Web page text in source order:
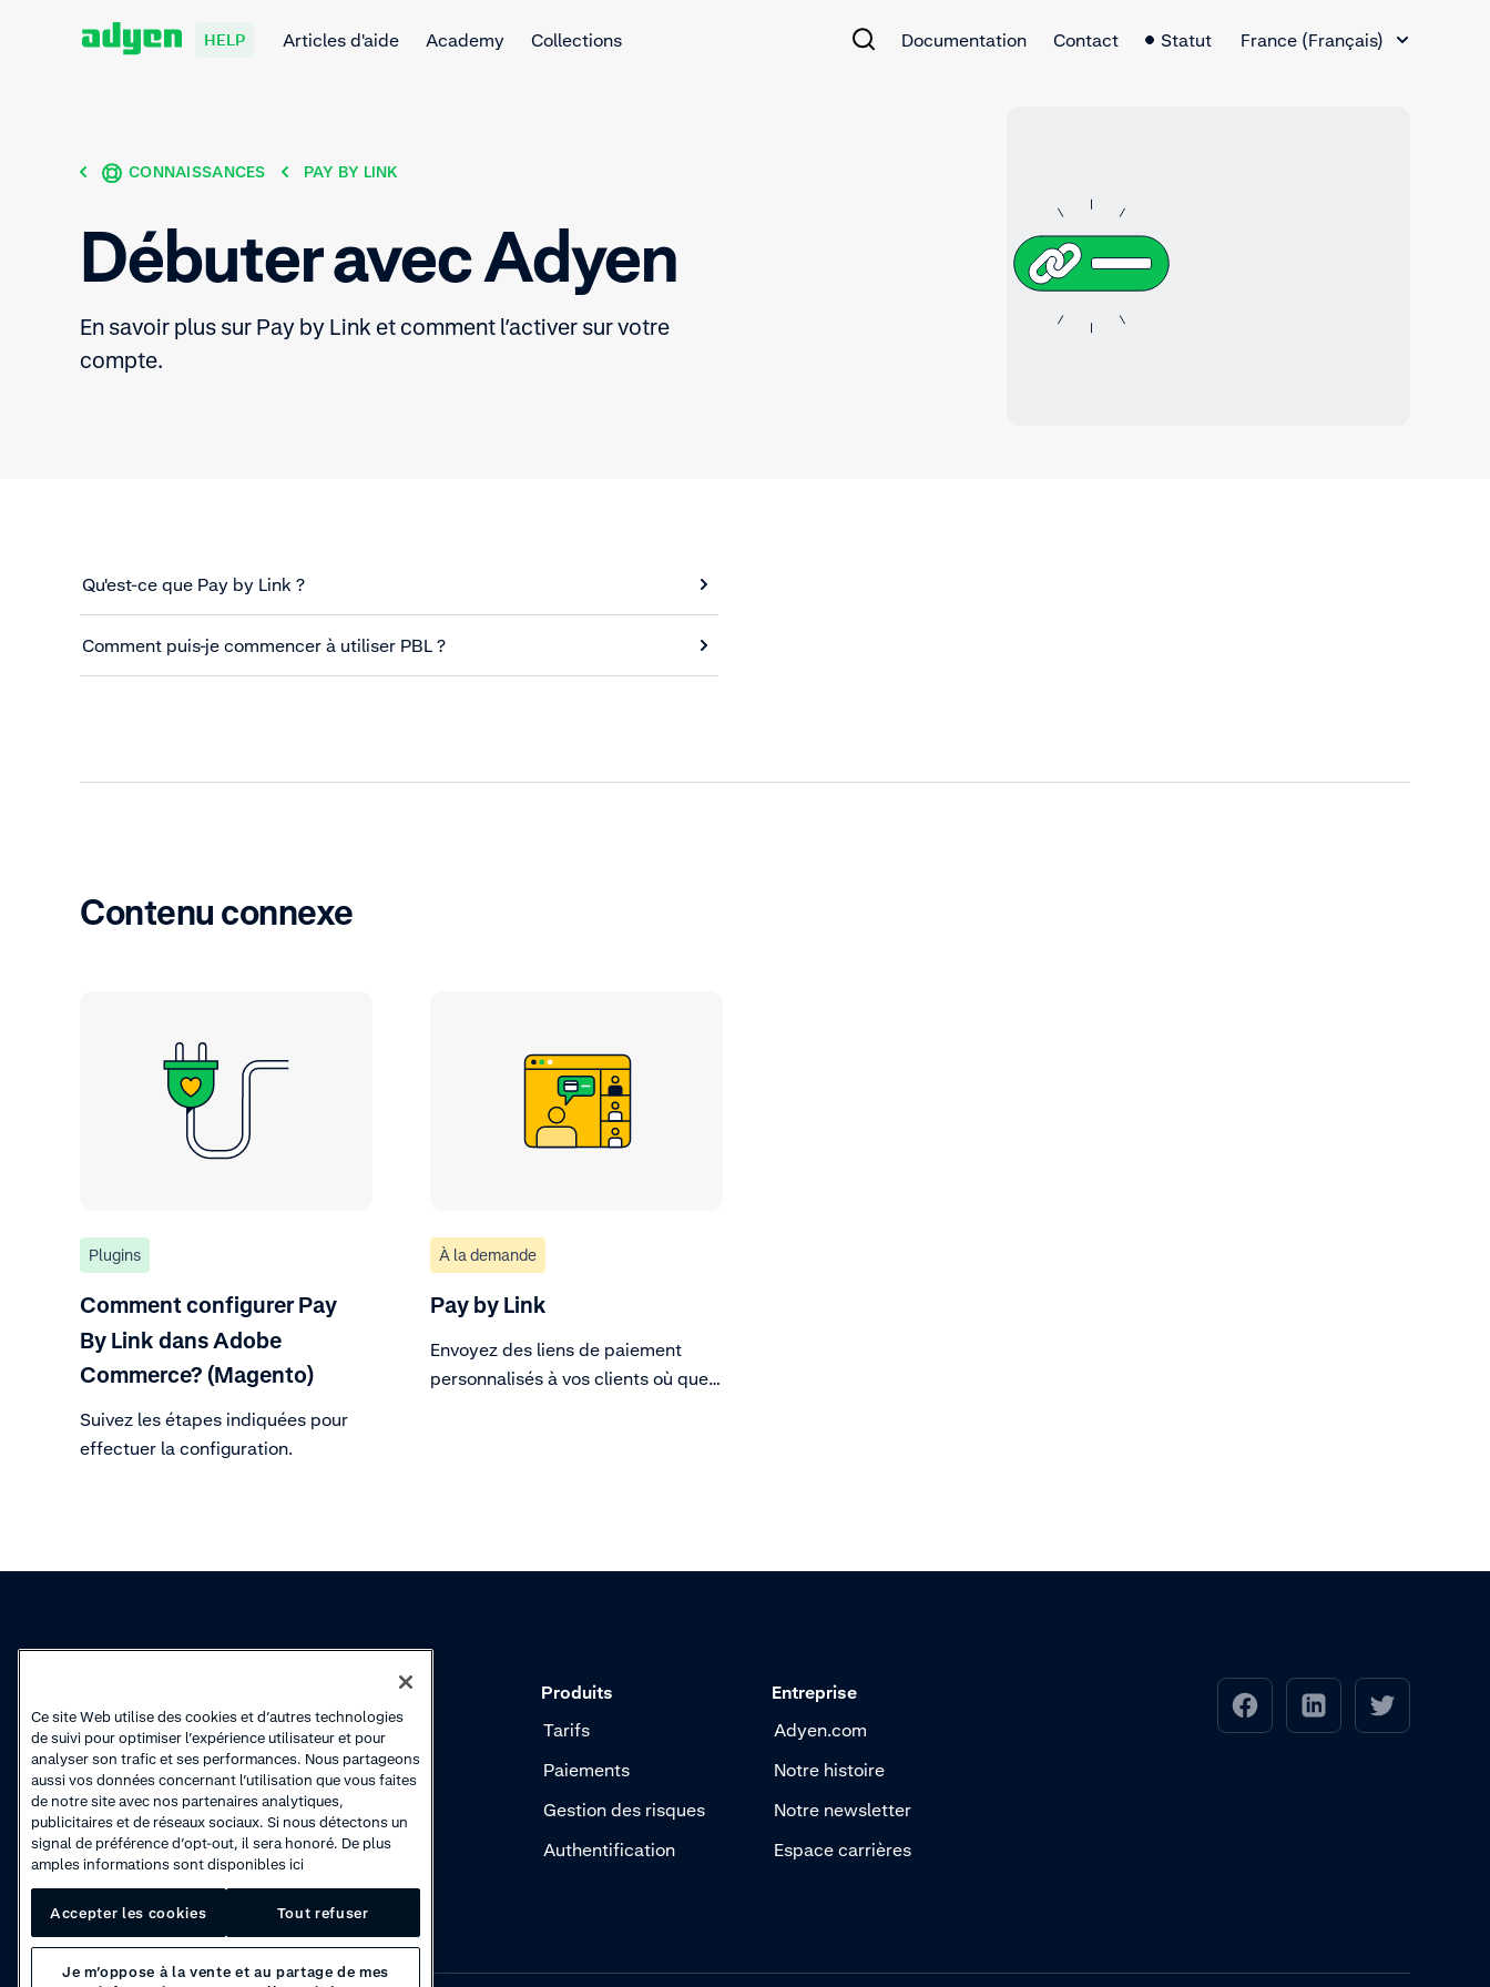
HELP Articles d'aide Academy Collections Documentation Contact Statut
France (Français)
CONNAISSANCES PAY BY LINK
Débuter avec Adyen
En savoir plus sur Pay by Link et comment l’activer sur votre
compte.
Qu'est-ce que Pay by Link ?
Comment puis-je commencer à utiliser PBL ?
Contenu connexe
Plugins
Comment configurer Pay
By Link dans Adobe
Commerce? (Magento)
Suivez les étapes indiquées pour
effectuer la configuration.
À la demande
Pay by Link
Envoyez des liens de paiement
personnalisés à vos clients où que
Collections
Actualité produits
Cours en ligne
Vidéos de
démonstration
Produits
Tarifs
Paiements
Gestion des risques
Authentification
Entreprise
Adyen.com
Notre histoire
Notre newsletter
Espace carrières
Ce site Web utilise des cookies et d’autres technologies
de suivi pour optimiser l’expérience utilisateur et pour
analyser son trafic et ses performances. Nous partageons
aussi vos données concernant l’utilisation que vous faites
de notre site avec nos partenaires analytiques,
publicitaires et de réseaux sociaux. Si nous détectons un
signal de préférence d’opt-out, il sera honoré. De plus
amples informations sont disponibles ici
Accepter les cookies Tout refuser
Je m’oppose à la vente et au partage de mes